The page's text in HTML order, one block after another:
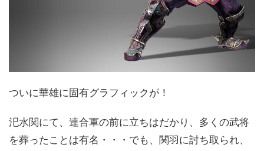
ついに華雄に固有グラフィックが！
汜水関にて、連合軍の前に立ちはだかり、多くの武将
を葬ったことは有名・・・でも、関羽に討ち取られ、